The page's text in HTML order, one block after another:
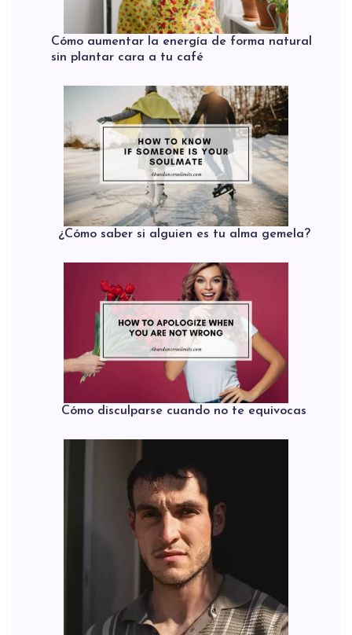
Cómo aumentar la energía de forma natural
sin plantar cara a tu café
¿Cómo saber si alguien es tu alma gemela?
Cómo disculparse cuando no te equivocas